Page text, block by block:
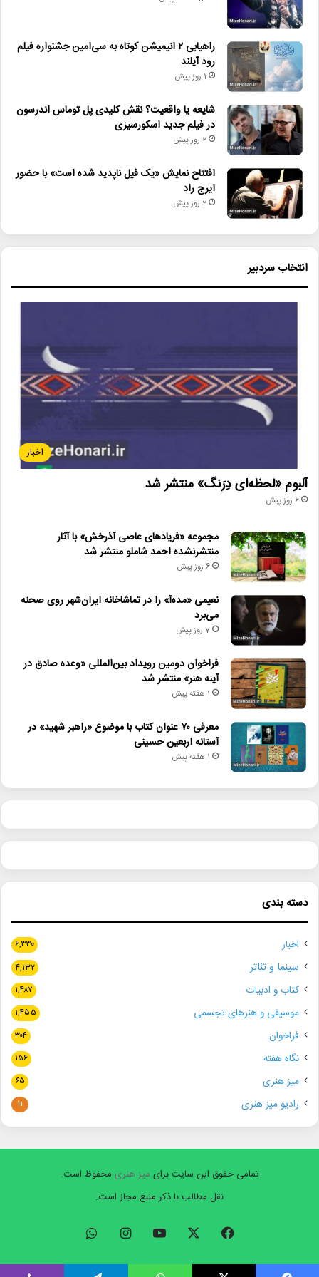
راهیابی ۲ انیمیشن کوتاه به سی‌امین جشنواره فیلم
رود آیلند
1 روز پیش
شایعه یا واقعیت؟ نقش کلیدی پل توماس اندرسون
در فیلم جدید اسکورسیزی
2 روز پیش
افتتاح نمایش «یک فیل ناپدید شده است» با حضور
ایرج راد
2 روز پیش
انتخاب سردبیر
اخبار
آلبوم «لحظه‌ای دِرَنگ» منتشر شد
6 روز پیش
مجموعه «فریادهای عاصی آذرخش» با آثار
منتشرنشده احمد شاملو منتشر شد
6 روز پیش
نعیمی «مده‌آ» را در تماشاخانه ایران‌شهر روی صحنه
می‌برد
7 روز پیش
فراخوان دومین رویداد بین‌المللی «وعده صادق در
آینه هنر» منتشر شد
1 هفته پیش
معرفی ۷۰ عنوان کتاب با موضوع «راهبر شهید» در
آستانه اربعین حسینی
1 هفته پیش
دسته بندی
اخبار ۶,۳۳۰
سینما و تئاتر ۴,۱۳۲
کتاب و ادبیات ۱,۴۸۷
موسیقی و هنرهای تجسمی ۱,۴۵۵
فراخوان ۳۰۴
نگاه هفته ۱۵۶
میز هنری ۶۵
رادیو میز هنری ۱۱
تمامی حقوق این سایت برای میز هنری محفوظ است.
نقل مطالب با ذکر منبع مجاز است.
فیسبوک ایکس یوتیوب اینستاگرام
آپ